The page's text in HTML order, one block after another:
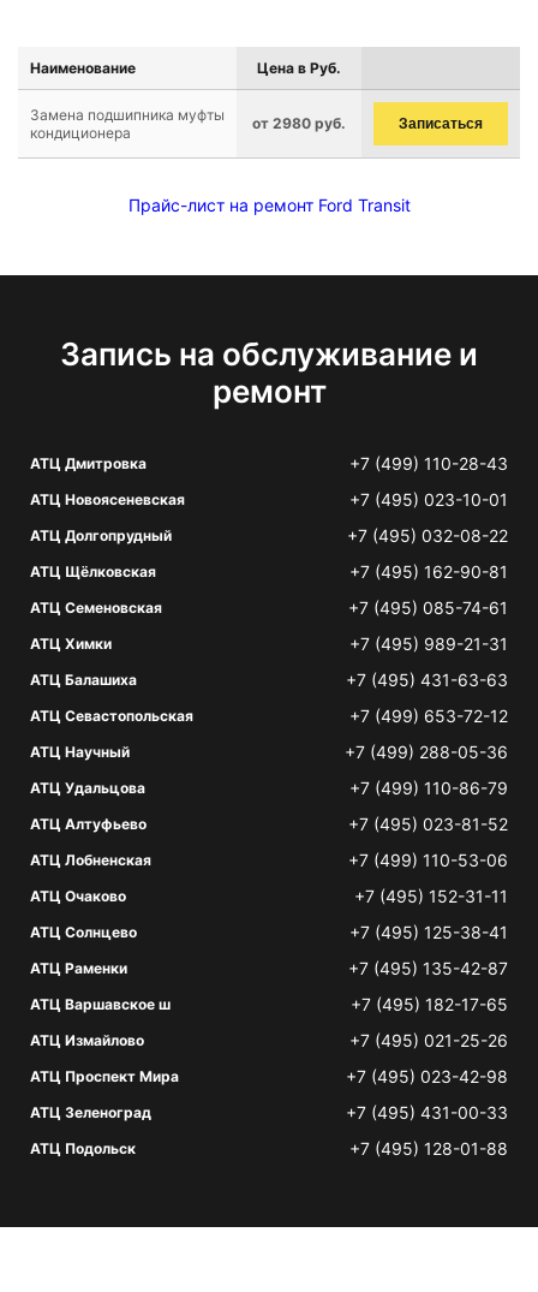
Наименование Цена в Руб.
Замена подшипника муфты
кондиционера
от 2980 руб. Записаться
Прайс-лист на ремонт Ford Transit
Запись на обслуживание и
ремонт
АТЦ Дмитровка +7 (499) 110-28-43
АТЦ Новоясеневская +7 (495) 023-10-01
АТЦ Долгопрудный +7 (495) 032-08-22
АТЦ Щёлковская +7 (495) 162-90-81
АТЦ Семеновская +7 (495) 085-74-61
АТЦ Химки +7 (495) 989-21-31
АТЦ Балашиха +7 (495) 431-63-63
АТЦ Севастопольская +7 (499) 653-72-12
АТЦ Научный +7 (499) 288-05-36
АТЦ Удальцова +7 (499) 110-86-79
АТЦ Алтуфьево +7 (495) 023-81-52
АТЦ Лобненская +7 (499) 110-53-06
АТЦ Очаково +7 (495) 152-31-11
АТЦ Солнцево +7 (495) 125-38-41
АТЦ Раменки +7 (495) 135-42-87
АТЦ Варшавское ш +7 (495) 182-17-65
АТЦ Измайлово +7 (495) 021-25-26
АТЦ Проспект Мира +7 (495) 023-42-98
АТЦ Зеленоград +7 (495) 431-00-33
АТЦ Подольск +7 (495) 128-01-88